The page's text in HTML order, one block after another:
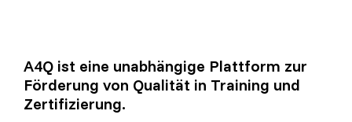
AI Foundation
Digital Accessibility
Software Development Engineer in Test
A4Q ist eine unabhängige Plattform zur
Förderung von Qualität in Training und
Zertifizierung.